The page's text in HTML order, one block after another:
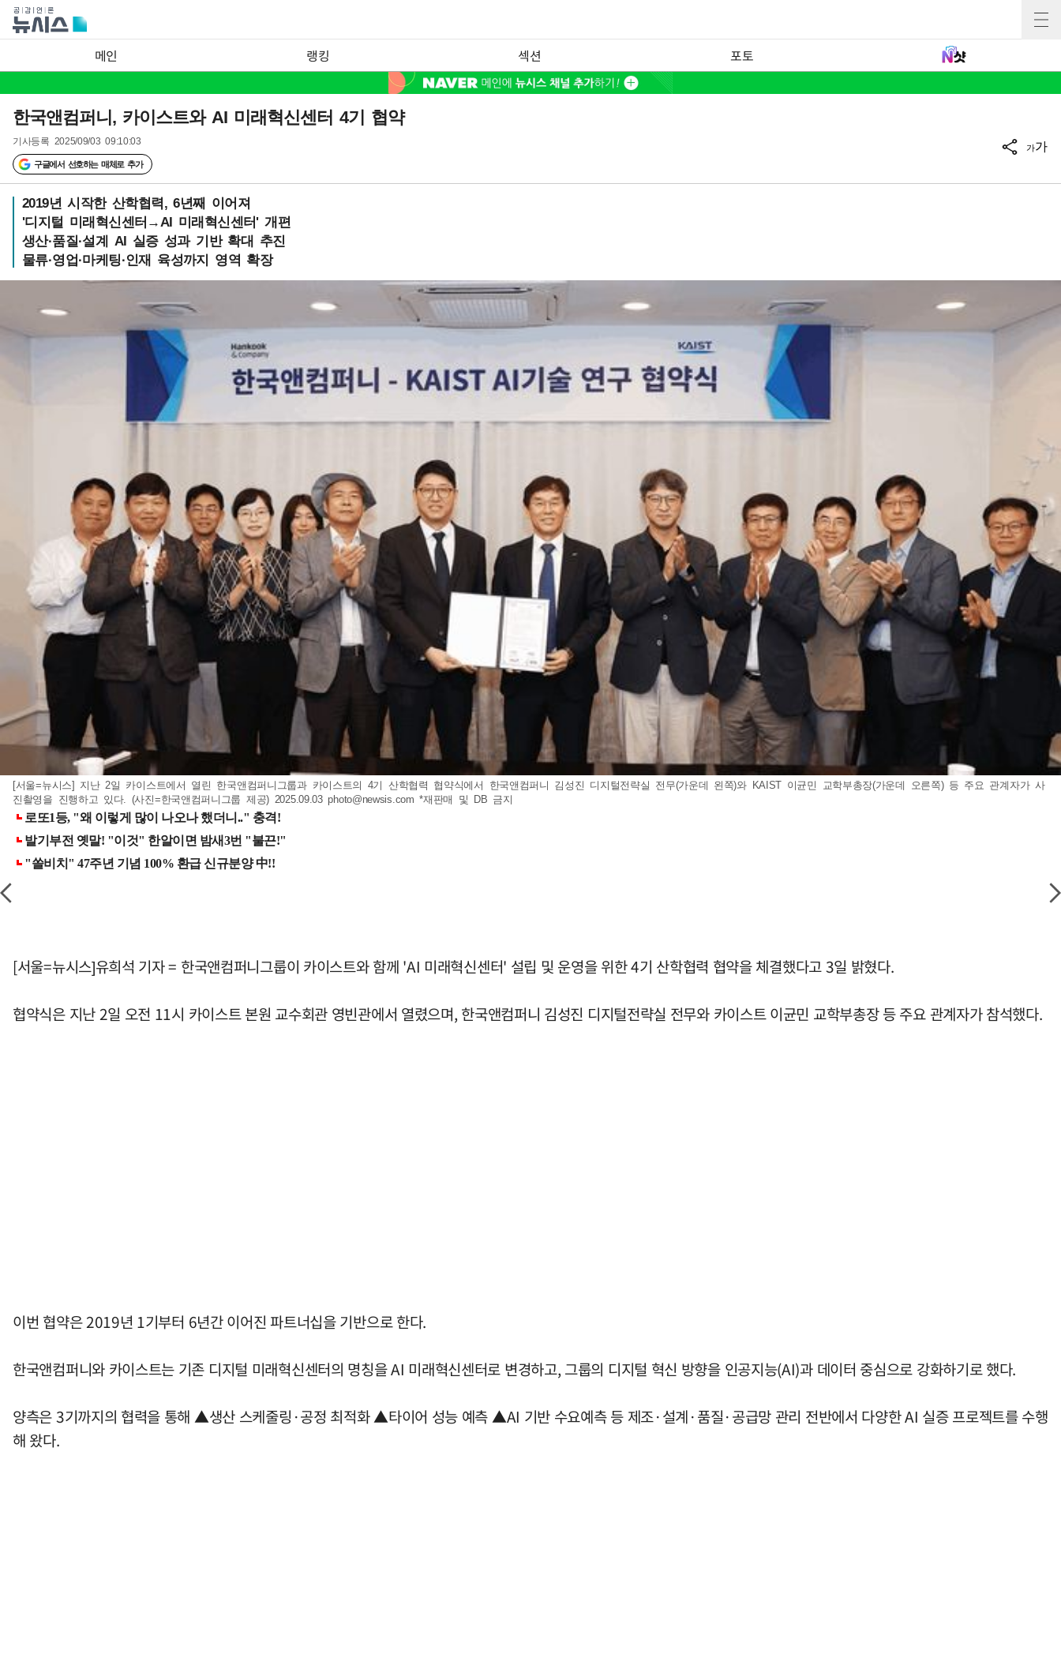
메인 랭킹 섹션 포토
한국앤컴퍼니, 카이스트와 AI 미래혁신센터 4기 협약
기사등록 2025/09/03 09:10:03
구글에서 선호하는 매체로 추가
가가
2019년 시작한 산학협력, 6년째 이어져
'디지털 미래혁신센터→AI 미래혁신센터' 개편
생산·품질·설계 AI 실증 성과 기반 확대 추진
물류·영업·마케팅·인재 육성까지 영역 확장
[서울=뉴시스] 지난 2일 카이스트에서 열린 한국앤컴퍼니그룹과 카이스트의 4기 산학협력 협약식에서 한국앤컴퍼니 김성진 디지털전략실 전무(가운데 왼쪽)와 KAIST 이균민 교학부총장(가운데 오른쪽) 등 주요 관계자가 사
진촬영을 진행하고 있다. (사진=한국앤컴퍼니그룹 제공) 2025.09.03photo@newsis.com *재판매 및 DB 금지
[서울=뉴시스]유희석 기자 = 한국앤컴퍼니그룹이 카이스트와 함께 'AI 미래혁신센터' 설립 및 운영을 위한 4기 산학협력 협약을 체결했다고 3일 밝혔다.
협약식은 지난 2일 오전 11시 카이스트 본원 교수회관 영빈관에서 열렸으며, 한국앤컴퍼니 김성진 디지털전략실 전무와 카이스트 이균민 교학부총장 등 주요 관계자가 참석했다.
이번 협약은 2019년 1기부터 6년간 이어진 파트너십을 기반으로 한다.
한국앤컴퍼니와 카이스트는 기존 디지털 미래혁신센터의 명칭을 AI 미래혁신센터로 변경하고, 그룹의 디지털 혁신 방향을 인공지능(AI)과 데이터 중심으로 강화하기로 했다.
양측은 3기까지의 협력을 통해 ▲생산 스케줄링·공정 최적화 ▲타이어 성능 예측 ▲AI 기반 수요예측 등 제조·설계·품질·공급망 관리 전반에서 다양한 AI 실증 프로젝트를 수행
해 왔다.